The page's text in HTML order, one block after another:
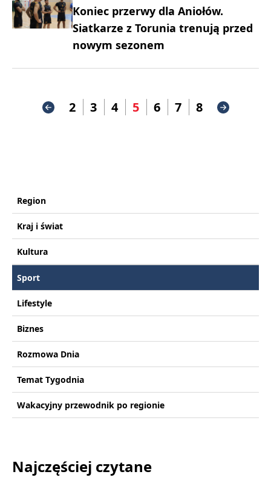
Koniec przerwy dla Aniołów.
Siatkarze z Torunia trenują przed
nowym sezonem
2 3 4 5 6 7 8
Region
Kraj i świat
Kultura
Sport
Lifestyle
Biznes
Rozmowa Dnia
Temat Tygodnia
Wakacyjny przewodnik po regionie
Najczęściej czytane